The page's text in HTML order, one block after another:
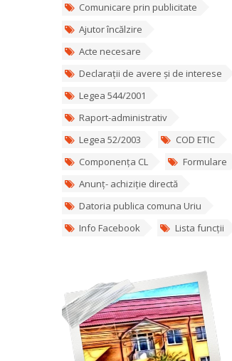
Comunicare prin publicitate
Ajutor încălzire
Acte necesare
Declarații de avere și de interese
Legea 544/2001
Raport-administrativ
Legea 52/2003
COD ETIC
Componența CL
Formulare
Anunț- achiziție directă
Datoria publica comuna Uriu
Info Facebook
Lista funcții